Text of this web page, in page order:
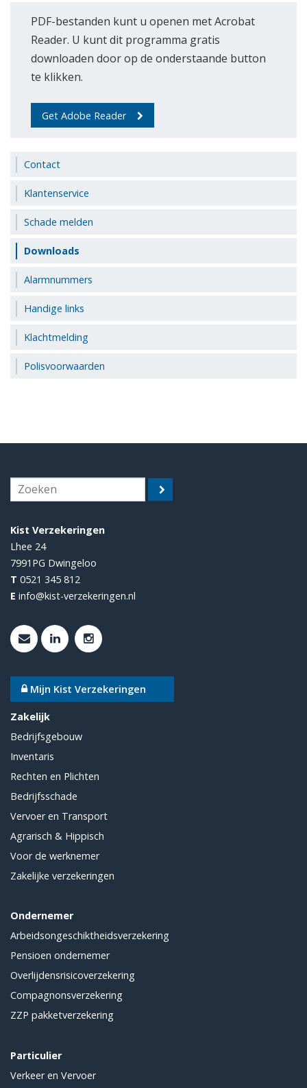
PDF-bestanden kunt u openen met Acrobat
Reader. U kunt dit programma gratis
downloaden door op de onderstaande button
te klikken.
Get Adobe Reader
Contact
Klantenservice
Schade melden
Downloads
Alarmnummers
Handige links
Klachtmelding
Polisvoorwaarden
Kist Verzekeringen
Lhee 24
7991PG Dwingeloo
T 0521 345 812
E info@kist-verzekeringen.nl
Mijn Kist Verzekeringen
Zakelijk
Bedrijfsgebouw
Inventaris
Rechten en Plichten
Bedrijfsschade
Vervoer en Transport
Agrarisch & Hippisch
Voor de werknemer
Zakelijke verzekeringen
Ondernemer
Arbeidsongeschiktheidsverzekering
Pensioen ondernemer
Overlijdensrisicoverzekering
Compagnonsverzekering
ZZP pakketverzekering
Particulier
Verkeer en Vervoer